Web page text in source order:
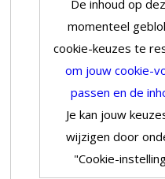
De inhoud op
momenteel
cookie-keuzes te
om jouw cookie-
passen en de
Je kan jouw
wijzigen door
"Cookie-